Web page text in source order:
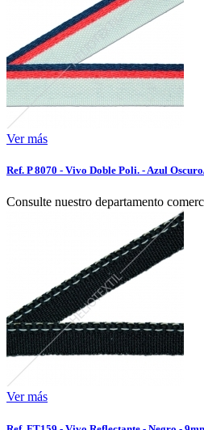
Ver más
Ref. P 8070 - Vivo Doble Poli. - Azul
Consulte nuestro departamento
Ver más